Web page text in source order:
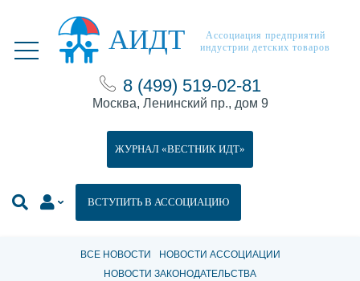
АИДТ
Ассоциация предприятий
индустрии детских товаров
8 (499) 519-02-81
Москва, Ленинский пр., дом 9
ВСТУПИТЬ В АССОЦИАЦИЮ
ЖУРНАЛ «ВЕСТНИК ИДТ»
ВСЕ НОВОСТИ
НОВОСТИ АССОЦИАЦИИ
НОВОСТИ ЗАКОНОДАТЕЛЬСТВА